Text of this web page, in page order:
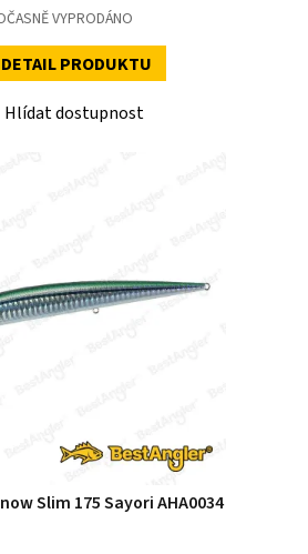
VYPRODÁNO
DETAIL PRODUKTU
Hlídat dostupnost
Slim 175 Sayori AHA0034